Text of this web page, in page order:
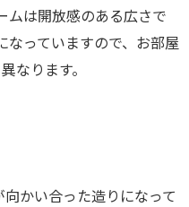
ムは開放感のある広さで
なっていますので、お部屋
なります。
かい合った造りになって